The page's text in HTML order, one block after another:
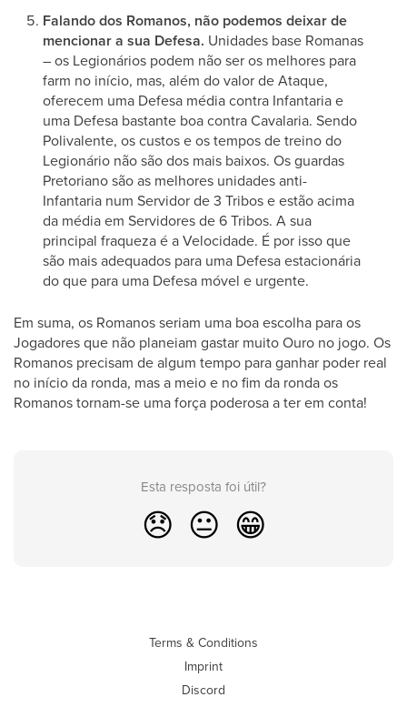
Falando dos Romanos, não podemos deixar de
mencionar a sua Defesa. Unidades base Romanas
– os Legionários podem não ser os melhores para
farm no início, mas, além do valor de Ataque,
oferecem uma Defesa média contra Infantaria e
uma Defesa bastante boa contra Cavalaria. Sendo
Polivalente, os custos e os tempos de treino do
Legionário não são dos mais baixos. Os guardas
Pretoriano são as melhores unidades anti-
Infantaria num Servidor de 3 Tribos e estão acima
da média em Servidores de 6 Tribos. A sua
principal fraqueza é a Velocidade. É por isso que
são mais adequados para uma Defesa estacionária
do que para uma Defesa móvel e urgente.
Em suma, os Romanos seriam uma boa escolha para os
Jogadores que não planeiam gastar muito Ouro no jogo. Os
Romanos precisam de algum tempo para ganhar poder real
no início da ronda, mas a meio e no fim da ronda os
Romanos tornam-se uma força poderosa a ter em conta!
Esta resposta foi útil?
😞 😐 😁
Terms & Conditions
Imprint
Discord